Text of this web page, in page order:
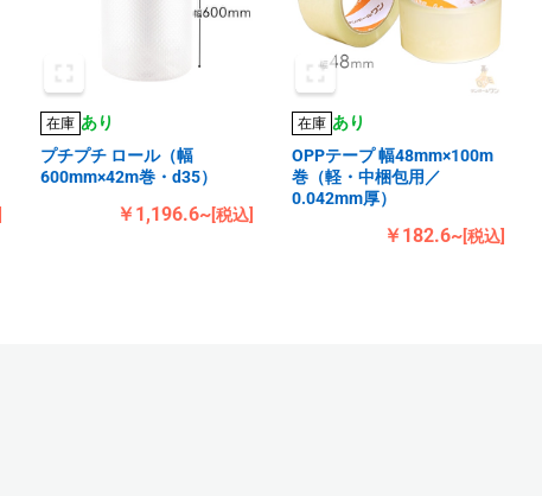
在庫 あり
プチプチ ロール（幅
600mm×42m巻・d35）
￥1,196.6~[税込]
在庫 あり
OPPテープ 幅48mm×100m
巻（軽・中梱包用／
0.042mm厚）
￥182.6~[税込]